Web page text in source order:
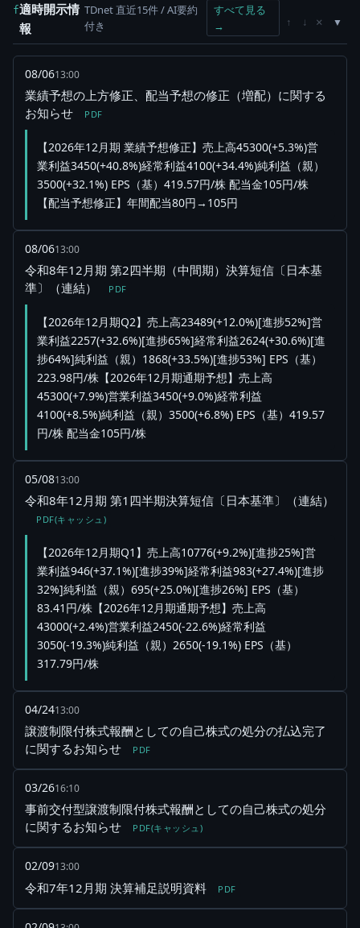
f適時開示情
報
TDnet 直近15件 / AI要約
付き
すべて見る
→
↑ ↓ ×
08/0613:00
業績予想の上方修正、配当予想の修正（増配）に関する
お知らせ
PDF
【2026年12月期 業績予想修正】売上高45300(+5.3%)営
業利益3450(+40.8%)経常利益4100(+34.4%)純利益（親）
3500(+32.1%) EPS（基）419.57円/株 配当金105円/株
【配当予想修正】年間配当80円→105円
08/0613:00
令和8年12月期 第2四半期（中間期）決算短信〔日本基
準〕（連結）
PDF
【2026年12月期Q2】売上高23489(+12.0%)[進捗52%]営
業利益2257(+32.6%)[進捗65%]経常利益2624(+30.6%)[進
捗64%]純利益（親）1868(+33.5%)[進捗53%] EPS（基）
223.98円/株【2026年12月期通期予想】売上高
45300(+7.9%)営業利益3450(+9.0%)経常利益
4100(+8.5%)純利益（親）3500(+6.8%) EPS（基）419.57
円/株 配当金105円/株
05/0813:00
令和8年12月期 第1四半期決算短信〔日本基準〕（連結）
PDF(キャッシュ)
【2026年12月期Q1】売上高10776(+9.2%)[進捗25%]営
業利益946(+37.1%)[進捗39%]経常利益983(+27.4%)[進捗
32%]純利益（親）695(+25.0%)[進捗26%] EPS（基）
83.41円/株【2026年12月期通期予想】売上高
43000(+2.4%)営業利益2450(-22.6%)経常利益
3050(-19.3%)純利益（親）2650(-19.1%) EPS（基）
317.79円/株
04/2413:00
譲渡制限付株式報酬としての自己株式の処分の払込完了
に関するお知らせ
PDF
03/2616:10
事前交付型譲渡制限付株式報酬としての自己株式の処分
に関するお知らせ
PDF(キャッシュ)
02/0913:00
令和7年12月期 決算補足説明資料 PDF